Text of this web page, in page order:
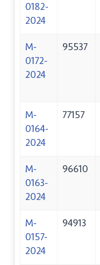
0182-
2024
M-
0172-
2024
95537
M-
0164-
2024
77157
M-
0163-
2024
96610
M-
0157-
2024
94913